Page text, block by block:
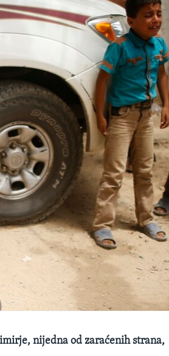
nijedna od zaraćenih strana,